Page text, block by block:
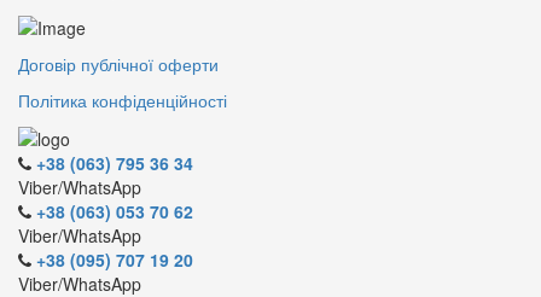
Договір публічної оферти
Політика конфіденційності
+38 (063) 795 36 34
Viber/WhatsApp
+38 (063) 053 70 62
Viber/WhatsApp
+38 (095) 707 19 20
Viber/WhatsApp